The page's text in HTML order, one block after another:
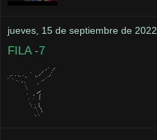
jueves, 15 de septiembre de 2022
FILA -7